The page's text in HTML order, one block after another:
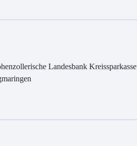
Landesbank Kreissparkasse